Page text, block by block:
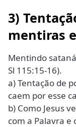
3)
mentiras
Mentindo
Sl 115:15-16).
a) Tentação de
caem por esse
b) Como Jesus
com a Palavra e